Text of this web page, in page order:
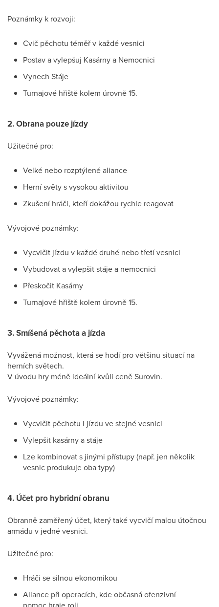
Poznámky k rozvoji:
Cvič pěchotu téměř v každé vesnici
Postav a vylepšuj Kasárny a Nemocnici
Vynech Stáje
Turnajové hřiště kolem úrovně 15.
2. Obrana pouze jízdy
Užitečné pro:
Velké nebo rozptýlené aliance
Herní světy s vysokou aktivitou
Zkušení hráči, kteří dokážou rychle reagovat
Vývojové poznámky:
Vycvičit jízdu v každé druhé nebo třetí vesnici
Vybudovat a vylepšit stáje a nemocnici
Přeskočit Kasárny
Turnajové hřiště kolem úrovně 15.
3. Smíšená pěchota a jízda
Vyvážená možnost, která se hodí pro většinu situací na
herních světech.
V úvodu hry méně ideální kvůli ceně Surovin.
Vývojové poznámky:
Vycvičit pěchotu i jízdu ve stejné vesnici
Vylepšit kasárny a stáje
Lze kombinovat s jinými přístupy (např. jen několik
vesnic produkuje oba typy)
4. Účet pro hybridní obranu
Obranně zaměřený účet, který také vycvičí malou útočnou
armádu v jedné vesnici.
Užitečné pro:
Hráči se silnou ekonomikou
Aliance při operacích, kde občasná ofenzivní